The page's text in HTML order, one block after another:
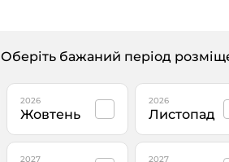
Оберіть бажаний період
2026
Жовтень
2026
Листопад
2027 2027